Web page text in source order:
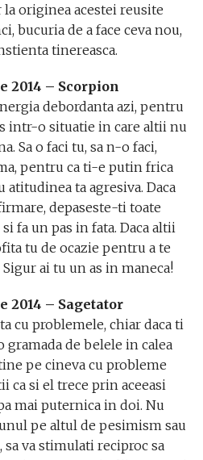
originea acestei reusite
bucuria de a face ceva nou,
tinereasca.
2014 – Scorpion
debordanta azi, pentru
intr-o situatie in care altii nu
Sa o faci tu, sa n-o faci,
pentru ca ti-e putin frica
atitudinea ta agresiva. Daca
depaseste-ti toate
fa un pas in fata. Daca altii
tu de ocazie pentru a te
ai tu un as in maneca!
2014 – Sagetator
cu problemele, chiar daca ti
gramada de belele in calea
pe cineva cu probleme
ca si el trece prin aceeasi
mai puternica in doi. Nu
pe altul de pesimism sau
va stimulati reciproc sa